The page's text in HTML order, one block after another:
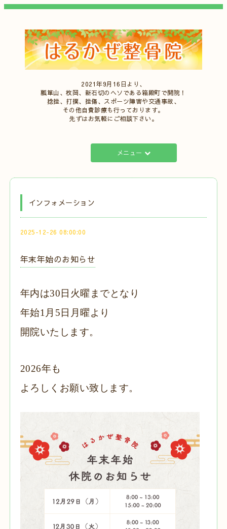
2021年9月16日より、
瓢箪山、枚岡、新石切のヘソである箱殿町で開院！
捻挫、打撲、挫傷、スポーツ障害や交通事故、
その他自費診療も行っております。
先ずはお気軽にご相談下さい。
メニュー
インフォメーション
2025-12-26 08:00:00
年末年始のお知らせ
年内は30日火曜までとなり
年始1月5日月曜より
開院いたします。
2026年も
よろしくお願い致します。